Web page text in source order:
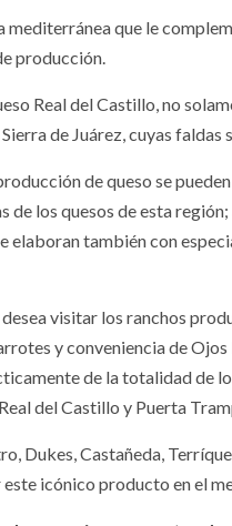
mediterránea que le
producción.
Real del Castillo, no
de Juárez, cuyas
de queso se
de los quesos de esta
elaboran también con
visitar los ranchos
y conveniencia de
de la totalidad de
del Castillo y Puerta
Dukes, Castañeda,
icónico producto en el